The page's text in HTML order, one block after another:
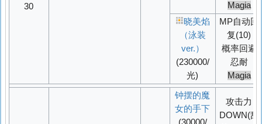
30
Magia
晓美焰
（泳装
ver.）
(230000/
光)
MP自动回
复(10)
概率回避
忍耐
Magia
钟摆的魔
女的手下
攻击力
DOWN(敌